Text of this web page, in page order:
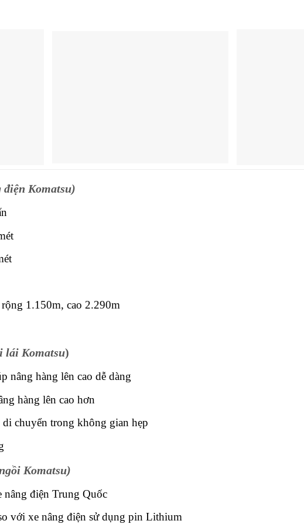
điện Komatsu)
1.150m, cao 2.290m
lái Komatsu)
nâng hàng lên cao dễ dàng
hàng lên cao hơn
chuyển trong không gian hẹp
Komatsu)
nâng điện Trung Quốc
với xe nâng điện sử dụng pin Lithium